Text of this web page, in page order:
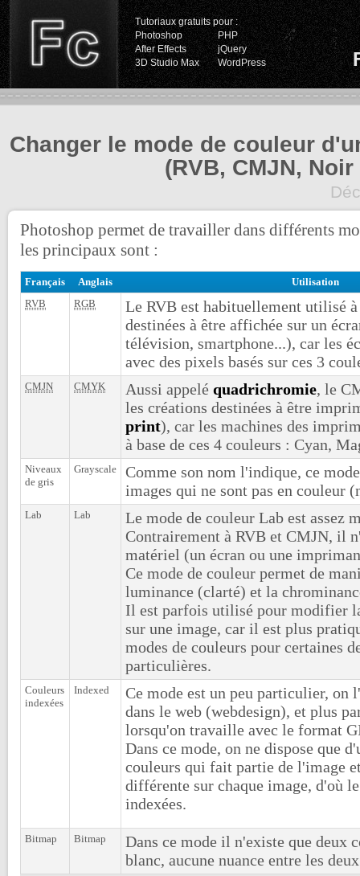
Tutoriaux gratuits pour :
Photoshop
PHP
After Effects
jQuery
3D Studio Max
WordPress
Changer le mode de couleur
(RVB, CMJN,
Photoshop permet de travailler dans différents
les principaux sont :
Français Anglais
Utilisation
RVB
RGB
Le RVB est habituellement utilisé
destinées à être affichée sur un
télévision, smartphone...), car les
avec des pixels basés sur ces 3
CMJN CMYK Aussi appelé quadrichromie, le
les créations destinées à être
print), car les machines des
à base de ces 4 couleurs : Cyan,
Niveaux
de gris
Grayscale
Comme son nom l'indique, ce
images qui ne sont pas en couleur
Lab Lab
Le mode de couleur Lab est assez
Contrairement à RVB et CMJN, il
matériel (un écran ou une
Ce mode de couleur permet de
luminance (clarté) et la
Il est parfois utilisé pour modifier
sur une image, car il est plus
modes de couleurs pour certaines
particulières.
Couleurs
indexées
Indexed
Ce mode est un peu particulier,
dans le web (webdesign), et plus
lorsqu'on travaille avec le format
Dans ce mode, on ne dispose que
couleurs qui fait partie de l'image
différente sur chaque image, d'où
indexées.
Bitmap Bitmap
Dans ce mode il n'existe que deux
blanc, aucune nuance entre les